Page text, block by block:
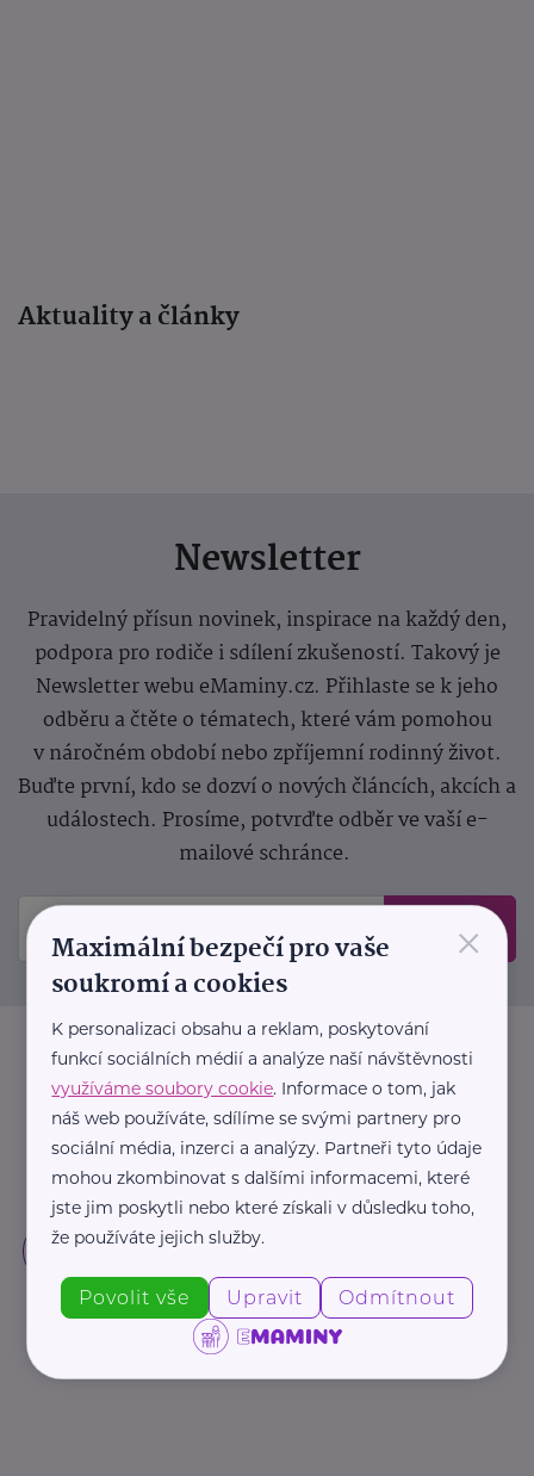
Aktuality a články
Newsletter
Pravidelný přísun novinek, inspirace na každý den,
podpora pro rodiče i sdílení zkušeností. Takový je
Newsletter webu eMaminy.cz. Přihlaste se k jeho
odběru a čtěte o tématech, které vám pomohou
v náročném období nebo zpříjemní rodinný život.
Buďte první, kdo se dozví o nových článcích, akcích a
událostech. Prosíme, potvrďte odběr ve vaší e-
mailové schránce.
Odeslat
×
Maximální bezpečí pro vaše
soukromí a cookies
K personalizaci obsahu a reklam, poskytování
funkcí sociálních médií a analýze naší návštěvnosti
využíváme soubory cookie. Informace o tom, jak
náš web používáte, sdílíme se svými partnery pro
sociální média, inzerci a analýzy. Partneři tyto údaje
mohou zkombinovat s dalšími informacemi, které
jste jim poskytli nebo které získali v důsledku toho,
že používáte jejich služby.
Povolit vše Upravit Odmítnout